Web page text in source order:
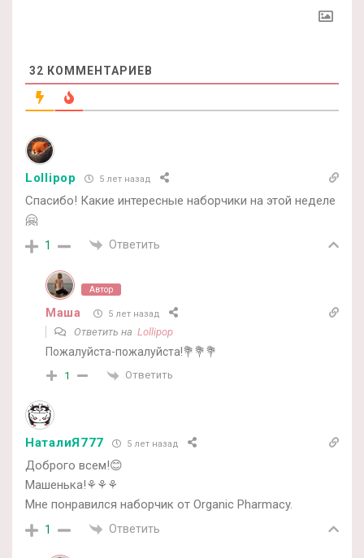
32 КОММЕНТАРИЕВ
Lollipop 5 лет назад
Спасибо! Какие интересные наборчики на этой неделе
🤗
1 Ответить
Автор
Маша 5 лет назад
Ответить на Lollipop
Пожалуйста-пожалуйста!💐💐💐
1 Ответить
НаталиЯ777 5 лет назад
Доброго всем!😊
Машенька!⚘⚘⚘
Мне понравился наборчик от Organic Pharmacy.
1 Ответить